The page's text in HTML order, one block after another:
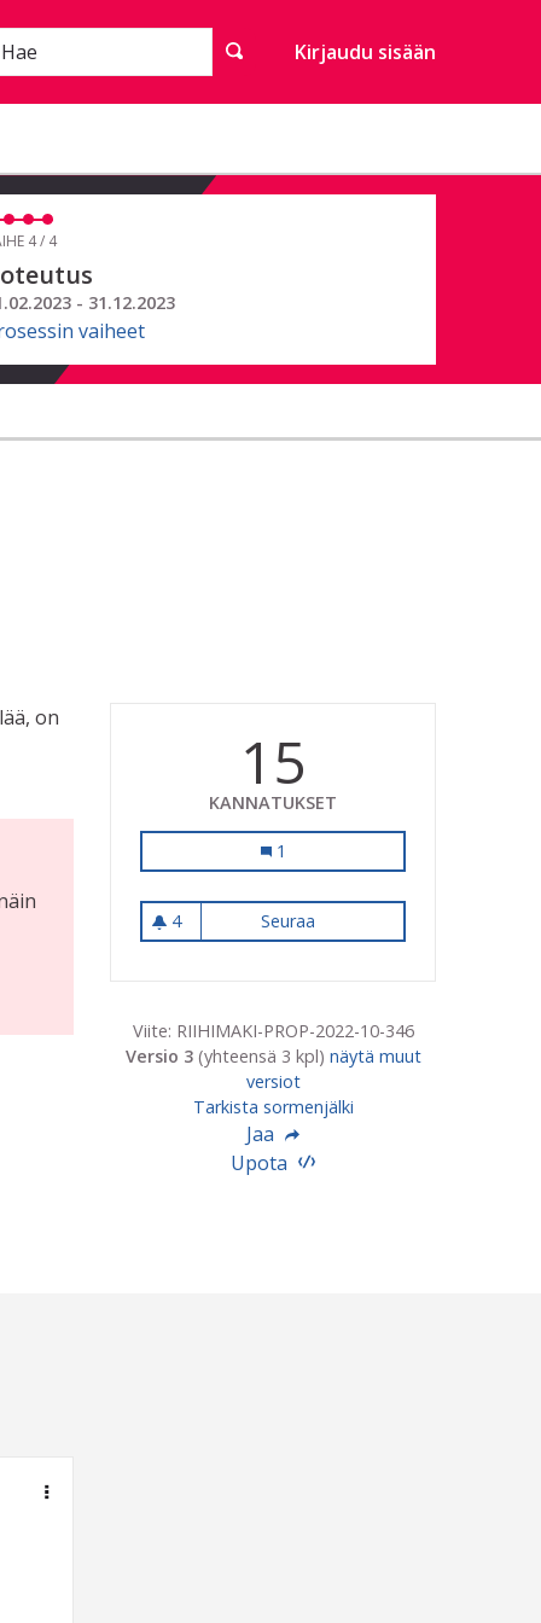
Kirjaudu sisään
4 / 4
- 31.12.2023
vaiheet
on
15
KANNATUKSET
Riuttantien asfaltin uusiminen
1
4
4 seuraajaa
Seuraa
Viite: RIIHIMAKI-PROP-2022-10-346
Versio 3(yhteensä 3 kpl) näytä muut
versiot
Tarkista sormenjälki
Jaa
Upota